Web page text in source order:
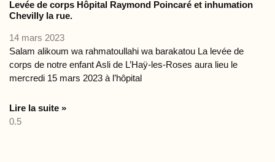
Levée de corps Hôpital Raymond Poincaré et inhumation
Chevilly la rue.
14 mars 2023
Salam alikoum wa rahmatoullahi wa barakatou La levée de
corps de notre enfant Asli de L’Haÿ-les-Roses aura lieu le
mercredi 15 mars 2023 à l’hôpital
Lire la suite »